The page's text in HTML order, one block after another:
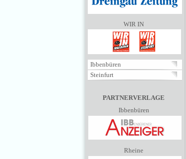
WIR IN
Ibbenbüren
Steinfurt
PARTNERVERLAGE
Ibbenbüren
Rheine